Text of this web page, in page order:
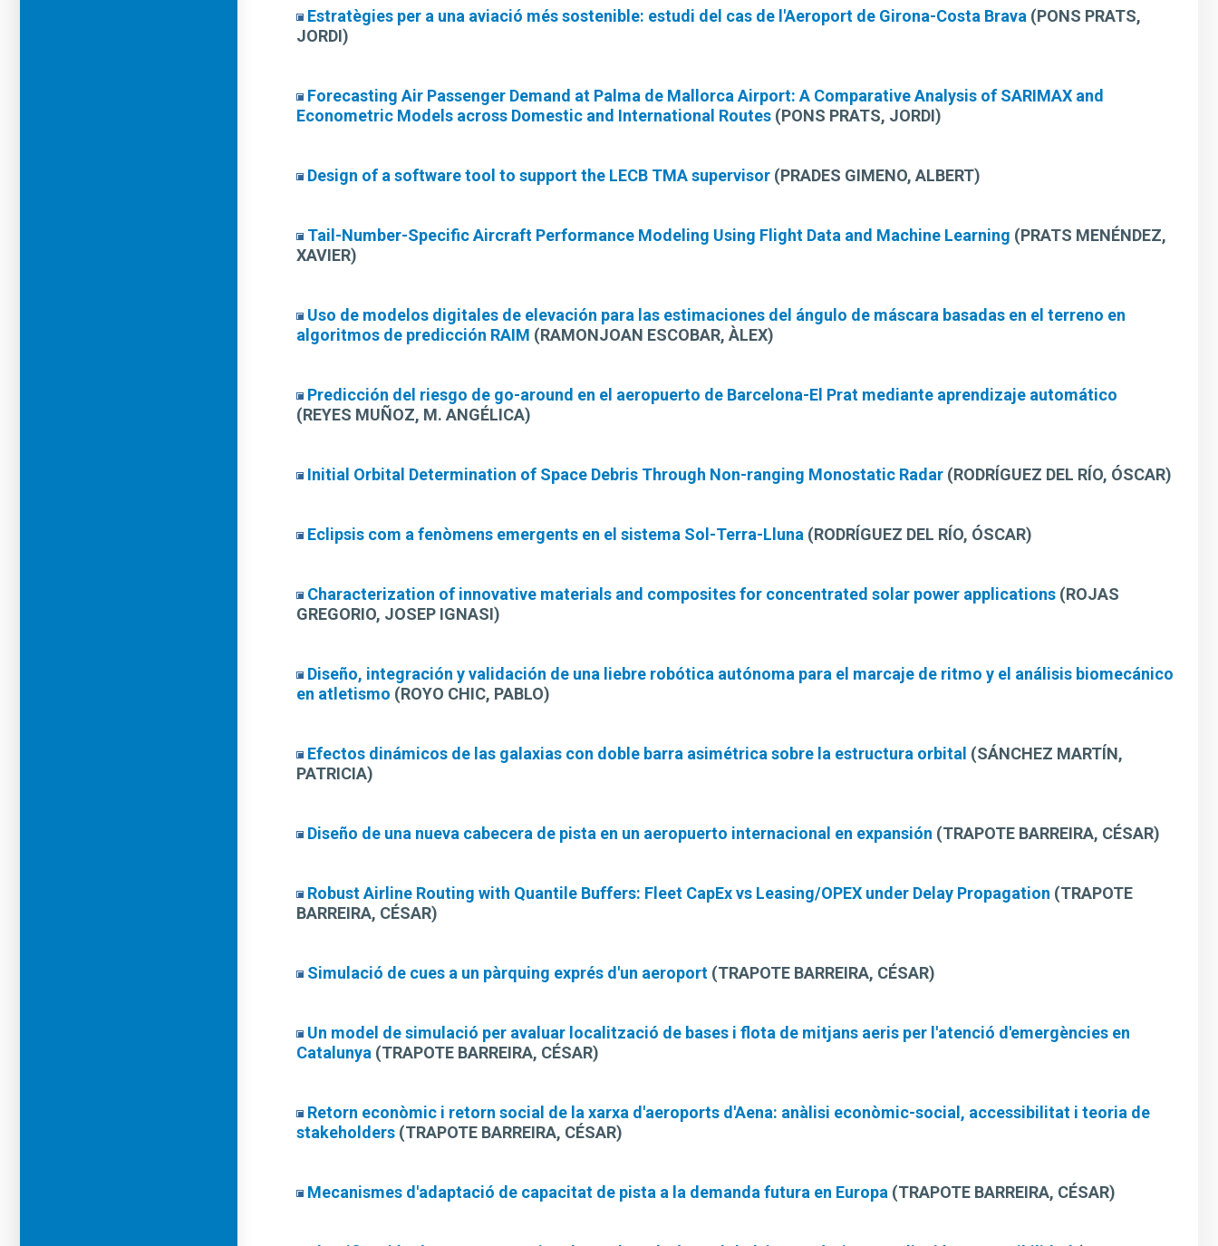
Estratègies per a una aviació més sostenible: estudi del cas de l'Aeroport de Girona-Costa Brava (PONS PRATS,
JORDI)
Forecasting Air Passenger Demand at Palma de Mallorca Airport: A Comparative Analysis of SARIMAX and
Econometric Models across Domestic and International Routes (PONS PRATS, JORDI)
Design of a software tool to support the LECB TMA supervisor (PRADES GIMENO, ALBERT)
Tail-Number-Specific Aircraft Performance Modeling Using Flight Data and Machine Learning (PRATS MENÉNDEZ,
XAVIER)
Uso de modelos digitales de elevación para las estimaciones del ángulo de máscara basadas en el terreno en
algoritmos de predicción RAIM (RAMONJOAN ESCOBAR, ÀLEX)
Predicción del riesgo de go-around en el aeropuerto de Barcelona-El Prat mediante aprendizaje automático
(REYES MUÑOZ, M. ANGÉLICA)
Initial Orbital Determination of Space Debris Through Non-ranging Monostatic Radar (RODRÍGUEZ DEL RÍO, ÓSCAR)
Eclipsis com a fenòmens emergents en el sistema Sol-Terra-Lluna (RODRÍGUEZ DEL RÍO, ÓSCAR)
Characterization of innovative materials and composites for concentrated solar power applications (ROJAS
GREGORIO, JOSEP IGNASI)
Diseño, integración y validación de una liebre robótica autónoma para el marcaje de ritmo y el análisis biomecánico
en atletismo (ROYO CHIC, PABLO)
Efectos dinámicos de las galaxias con doble barra asimétrica sobre la estructura orbital (SÁNCHEZ MARTÍN,
PATRICIA)
Diseño de una nueva cabecera de pista en un aeropuerto internacional en expansión (TRAPOTE BARREIRA, CÉSAR)
Robust Airline Routing with Quantile Buffers: Fleet CapEx vs Leasing/OPEX under Delay Propagation (TRAPOTE
BARREIRA, CÉSAR)
Simulació de cues a un pàrquing exprés d'un aeroport (TRAPOTE BARREIRA, CÉSAR)
Un model de simulació per avaluar localització de bases i flota de mitjans aeris per l'atenció d'emergències en
Catalunya (TRAPOTE BARREIRA, CÉSAR)
Retorn econòmic i retorn social de la xarxa d'aeroports d'Aena: anàlisi econòmic-social, accessibilitat i teoria de
stakeholders (TRAPOTE BARREIRA, CÉSAR)
Mecanismes d'adaptació de capacitat de pista a la demanda futura en Europa (TRAPOTE BARREIRA, CÉSAR)